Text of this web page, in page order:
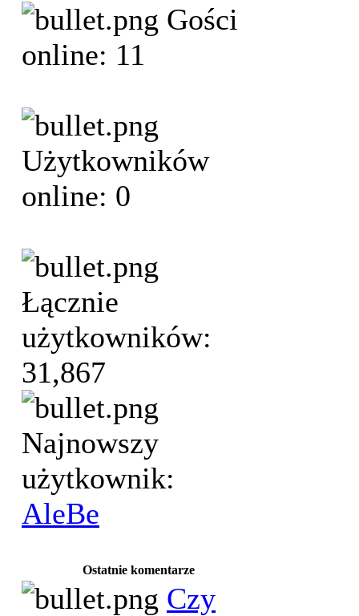
Gości
online: 11
Użytkowników
online: 0
Łącznie
użytkowników:
31,867
Najnowszy
użytkownik:
AleBe
Ostatnie komentarze
Czy